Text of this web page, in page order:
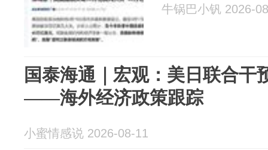
牛锅巴小钒 2026-
国泰海通｜宏观：美日联合干
——海外经济政策跟踪
小蜜情感说 2026-08-11